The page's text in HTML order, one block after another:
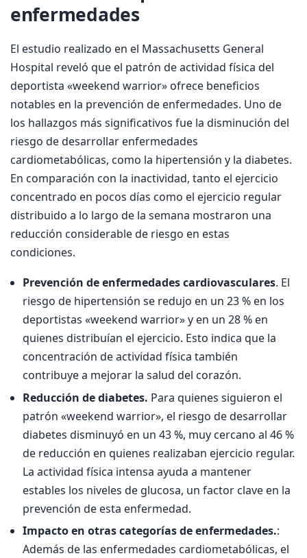
enfermedades
El estudio realizado en el Massachusetts General
Hospital reveló que el patrón de actividad física del
deportista «weekend warrior» ofrece beneficios
notables en la prevención de enfermedades. Uno de
los hallazgos más significativos fue la disminución del
riesgo de desarrollar enfermedades
cardiometabólicas, como la hipertensión y la diabetes.
En comparación con la inactividad, tanto el ejercicio
concentrado en pocos días como el ejercicio regular
distribuido a lo largo de la semana mostraron una
reducción considerable de riesgo en estas
condiciones.
Prevención de enfermedades cardiovasculares. El
riesgo de hipertensión se redujo en un 23 % en los
deportistas «weekend warrior» y en un 28 % en
quienes distribuían el ejercicio. Esto indica que la
concentración de actividad física también
contribuye a mejorar la salud del corazón.
Reducción de diabetes. Para quienes siguieron el
patrón «weekend warrior», el riesgo de desarrollar
diabetes disminuyó en un 43 %, muy cercano al 46 %
de reducción en quienes realizaban ejercicio regular.
La actividad física intensa ayuda a mantener
estables los niveles de glucosa, un factor clave en la
prevención de esta enfermedad.
Impacto en otras categorías de enfermedades.:
Además de las enfermedades cardiometabólicas, el